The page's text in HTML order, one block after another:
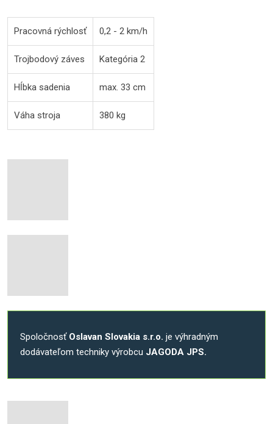
Pracovná rýchlosť 0,2 - 2 km/h
Trojbodový záves Kategória 2
Hĺbka sadenia max. 33 cm
Váha stroja 380 kg
Spoločnosť Oslavan Slovakia s.r.o. je výhradným
dodávateľom techniky výrobcu JAGODA JPS.